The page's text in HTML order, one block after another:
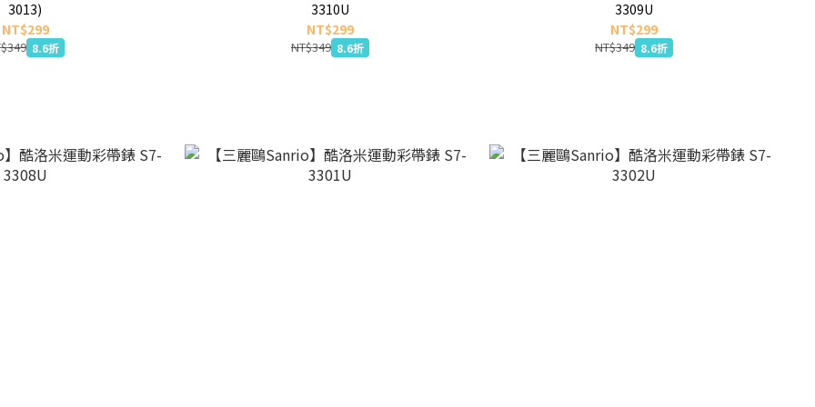
3013)
NT$299
8.6折
3310U
NT$299
NT$349 8.6折
3309U
NT$299
NT$349 8.6折